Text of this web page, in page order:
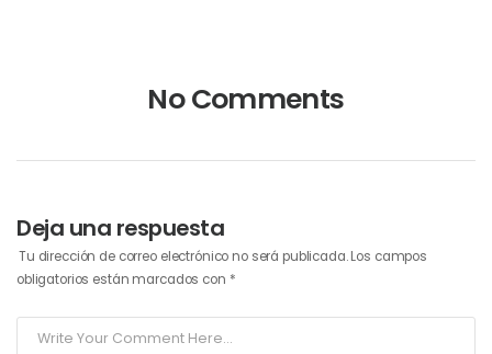
No Comments
Deja una respuesta
Tu dirección de correo electrónico no será publicada. Los campos
obligatorios están marcados con *